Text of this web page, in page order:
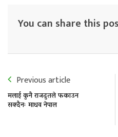
You can share this
Previous article
मलाई कुनै राजदुतले फकाउन
सक्दैनः माधव नेपाल